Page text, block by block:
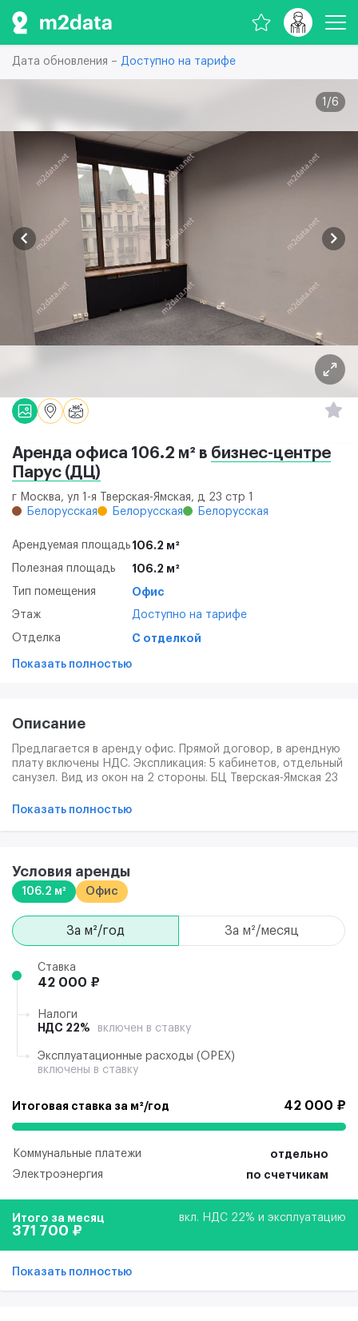
Дата обновления – Доступно на тарифе
1 /6
Аренда офиса 106.2 м² в бизнес-центре
Парус (ДЦ)
г Москва, ул 1-я Тверская-Ямская, д 23 стр 1
Белорусская
Белорусская Белорусская
Арендуемая площадь 106.2 м²
Полезная площадь 106.2 м²
Тип помещения Офис
Этаж Доступно на тарифе
Отделка С отделкой
Показать полностью
Описание
Предлагается в аренду офис. Прямой договор, в арендную
плату включены НДС. Экспликация: 5 кабинетов, отдельный
санузел. Вид из окон на 2 стороны. БЦ Тверская-Ямская 23
станции метро Белорусская. Управляющая компания
обеспечивающий круглосуточную охрану БЦ.
Показать полностью
Условия аренды
106.2 м² Офис
за м²/год за м²/месяц
Ставка
42 000 ₽
Налоги
НДС 22%
включен в ставку
Эксплуатационные расходы (ОРЕХ)
включены в ставку
Итоговая ставка за м²/год 42 000 ₽
Коммунальные платежи
отдельно
Электроэнергия
по счетчикам
Итого за месяц вкл. НДС 22% и эксплуатацию
371 700 ₽
Показать полностью